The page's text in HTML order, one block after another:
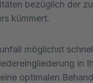
bezüglich der
kümmert.
möglichst
in
optimalen